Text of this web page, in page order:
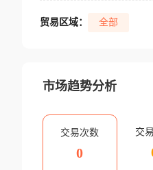
贸易区域： 全部
市场趋势分析
交易次数
0
交